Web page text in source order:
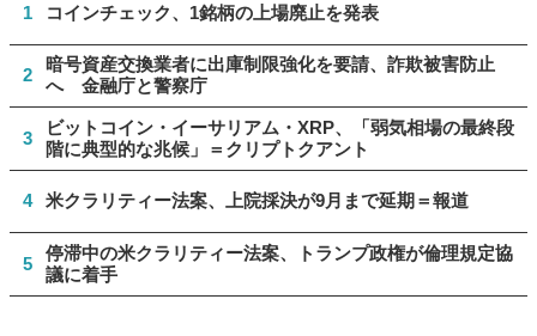
1 コインチェック、1銘柄の上場廃止を発表
2
暗号資産交換業者に出庫制限強化を要請、詐欺被害防止
へ 金融庁と警察庁
3
ビットコイン・イーサリアム・XRP、「弱気相場の最終段
階に典型的な兆候」＝クリプトクアント
4 米クラリティー法案、上院採決が9月まで延期＝報道
5
停滞中の米クラリティー法案、トランプ政権が倫理規定協
議に着手